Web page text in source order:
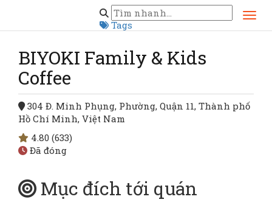
Tags
Hồ Chí Minh
BIYOKI Family & Kids Coffee
BIYOKI Family & Kids
Coffee
304 Đ. Minh Phụng, Phường, Quận 11, Thành phố
Hồ Chí Minh, Việt Nam
4.80 (633)
Đã đóng
Mục đích tới quán